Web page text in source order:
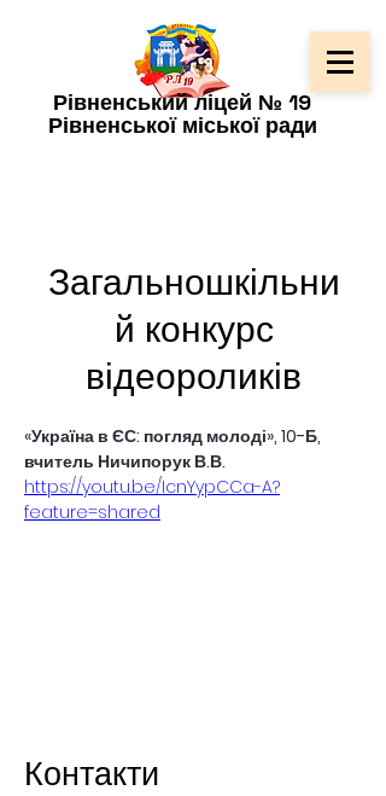
Рівненський ліцей № 19
Рівненської міської ради
Загальношкільни
й конкурс
відеороликів
«Україна в ЄС: погляд молоді», 10-Б,
вчитель Ничипорук В.В.
https://youtu.be/IcnYypCCa-A?
feature=shared
Контакти